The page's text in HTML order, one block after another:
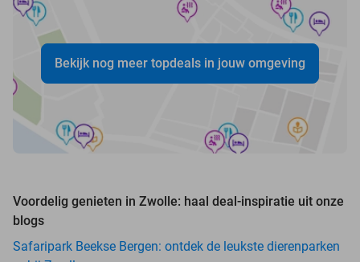
Bekijk nog meer topdeals in jouw omgeving
Voordelig genieten in Zwolle: haal deal-inspiratie uit onze
blogs
Safaripark Beekse Bergen: ontdek de leukste dierenparken